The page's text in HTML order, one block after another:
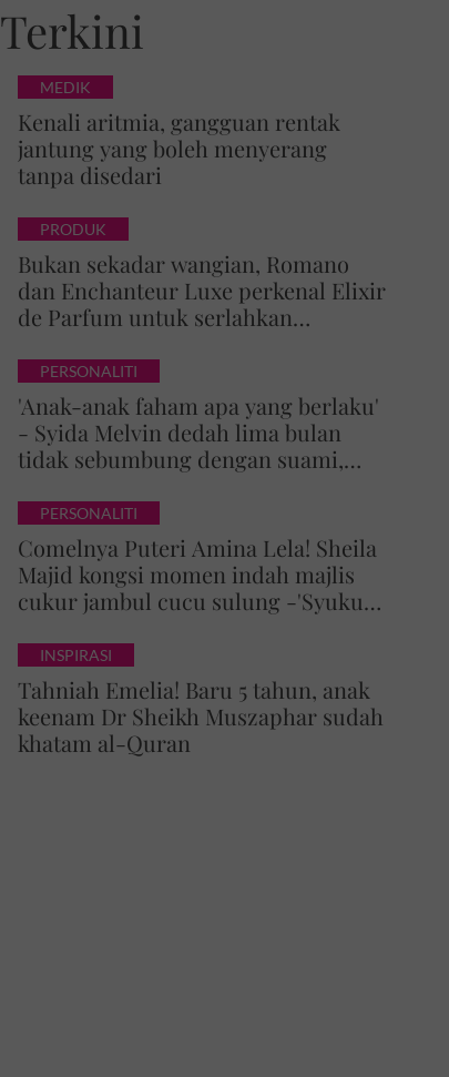
Terkini
MEDIK
Kenali aritmia, gangguan rentak
jantung yang boleh menyerang
tanpa disedari
PRODUK
Bukan sekadar wangian, Romano
dan Enchanteur Luxe perkenal Elixir
de Parfum untuk serlahkan
PERSONALITI
'Anak-anak faham apa yang berlaku'
- Syida Melvin dedah lima bulan
tidak sebumbung dengan suami,
PERSONALITI
Comelnya Puteri Amina Lela! Sheila
Majid kongsi momen indah majlis
cukur jambul cucu sulung -'Syukur
INSPIRASI
Tahniah Emelia! Baru 5 tahun, anak
keenam Dr Sheikh Muszaphar sudah
khatam al-Quran